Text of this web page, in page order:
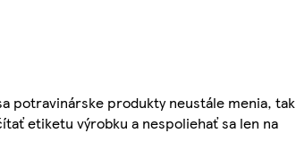
potravinárske produkty neustále menia, tak
etiketu výrobku a nespoliehať sa len na